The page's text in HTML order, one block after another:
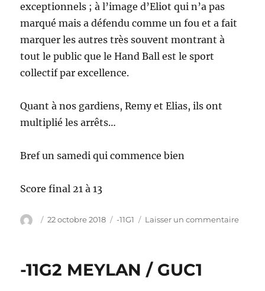
exceptionnels ; à l’image d’Eliot qui n’a pas
marqué mais a défendu comme un fou et a fait
marquer les autres très souvent montrant à
tout le public que le Hand Ball est le sport
collectif par excellence.
Quant à nos gardiens, Remy et Elias, ils ont
multiplié les arrêts…
Bref un samedi qui commence bien
Score final 21 à 13
Auteur
Publié
22 octobre 2018 Catégories
-11G1 Laisser un commentairesur
-11G2 MEYLAN / GUC1